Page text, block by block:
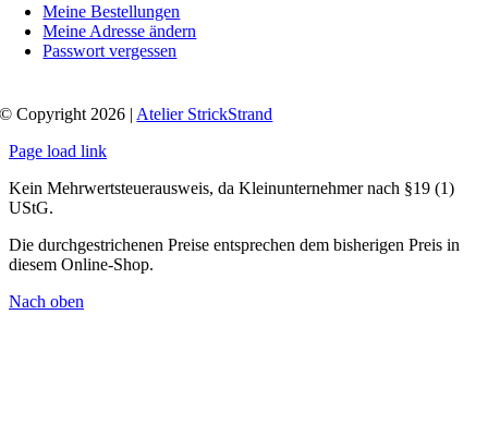
Meine Bestellungen
Meine Adresse ändern
Passwort vergessen
© Copyright 2026 | Atelier StrickStrand
Page load link
Kein Mehrwertsteuerausweis, da Kleinunternehmer nach §19 (1)
UStG.
Die durchgestrichenen Preise entsprechen dem bisherigen Preis in
diesem Online-Shop.
Nach oben